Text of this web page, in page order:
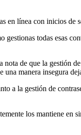
en línea con inicios de
todas esas
nota de que la gestión
manera insegura
a la gestión de
los mantiene en